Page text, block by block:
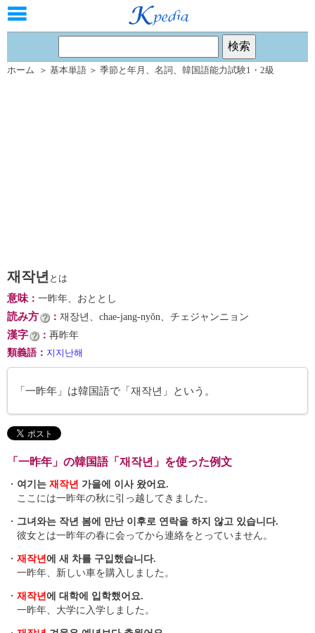
ホーム ＞ 基本単語 ＞ 季節と年月 、 名詞 、 韓国語能力試験1・2級
재작년 とは
意味： 一昨年、おととし
読み方 ： 재장년、chae-jang-nyŏn、チェジャンニョン
漢字 ： 再昨年
類義語 ： 지지난해
「一昨年」は韓国語で「재작년」という。
「一昨年」の韓国語「재작년」を使った例文
・ 여기는 재작년 가을에 이사 왔어요.
ここには一昨年の秋に引っ越してきました。
・ 그녀와는 작년 봄에 만난 이후로 연락을 하지 않고 있습니다.
彼女とは一昨年の春に会ってから連絡をとっていません。
・ 재작년에 새 차를 구입했습니다.
一昨年、新しい車を購入しました。
・ 재작년에 대학에 입학했어요.
一昨年、大学に入学しました。